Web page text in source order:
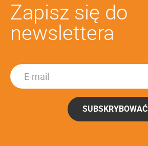
Zapisz się do
newslettera
SUBSKRYBOWAĆ